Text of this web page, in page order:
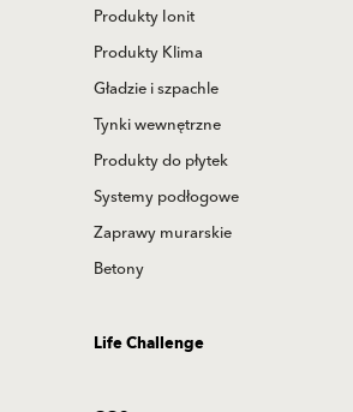
Produkty Ionit
Produkty Klima
Gładzie i szpachle
Tynki wewnętrzne
Produkty do płytek
Systemy podłogowe
Zaprawy murarskie
Betony
Life Challenge